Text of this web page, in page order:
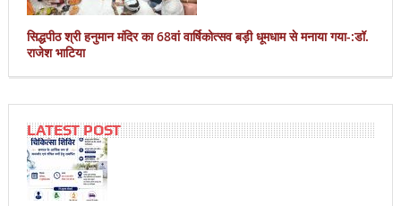
सिद्धपीठ श्री हनुमान मंदिर का 68वां वार्षिकोत्सव बड़ी धूमधाम से मनाया गया-:डॉ.
राजेश भाटिया
LATEST POST